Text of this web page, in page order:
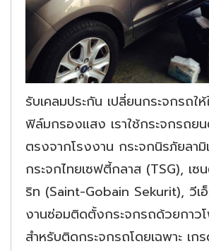
รับเคลมประกัน เปลี่ยนกระจกรถใ
ฟิล์มกรองแสง เราใช้กระจกรถย
ตรงจากโรงงาน กระจกนิรภัยลามิ
กระจกไทยเซฟตี้กลาส (TSG), เซ
ริท (Saint-Gobain Sekurit), วีเ
งานซ่อมติดตั้งกระจกรถด้วยกาว
สำหรับติดกระจกรถโดยเฉพาะ เก